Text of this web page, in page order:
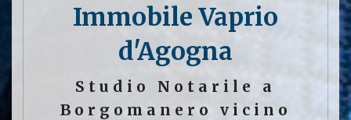
Immobile Vaprio
d'Agogna
Studio Notarile a
Borgomanero vicino